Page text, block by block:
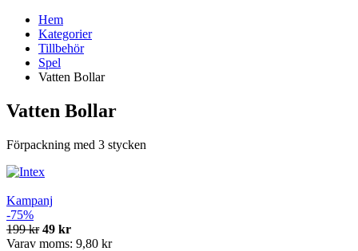
Hem
Kategorier
Tillbehör
Spel
Vatten Bollar
Vatten Bollar
Förpackning med 3 stycken
Kampanj
-75%
199 kr 49 kr
Varav moms: 9,80 kr